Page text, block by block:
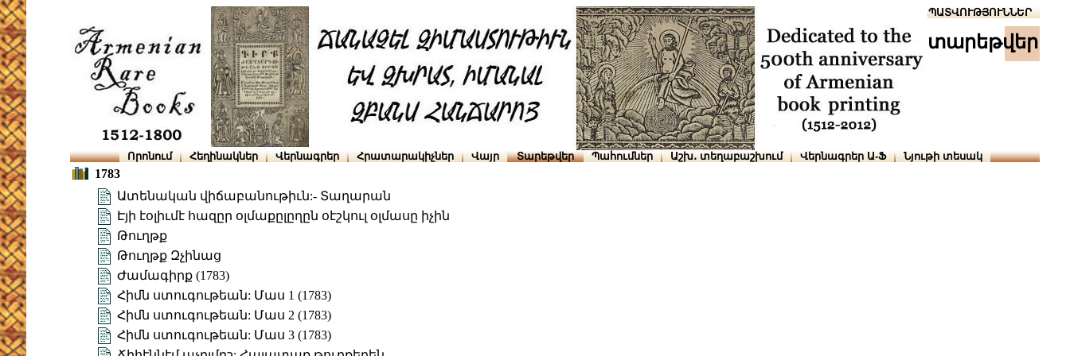
ՆԱԽԱՊԱՏՎՈՒԹՅՈՒՆՆԵՐ
տարեթվեր
Որոնում Հեղինակներ Վերնագրեր Հրատարակիչներ Վայր Տարեթվեր Պահումներ Աշխ․ տեղաբաշխում Վերնագրեր Ա-Ֆ Նյութի տեսակ
1783
Ատենական վիճաբանութիւն:- Տաղարան
Էյի էօլիւմէ հազըր օլմաքըլըղըն օէշկուլ օլմասը իչին
Թուղթք
Թուղթք Զչինաց
Ժամագիրք (1783)
Հիմն ստուգութեան: Մաս 1 (1783)
Հիմն ստուգութեան: Մաս 2 (1783)
Հիմն ստուգութեան: Մաս 3 (1783)